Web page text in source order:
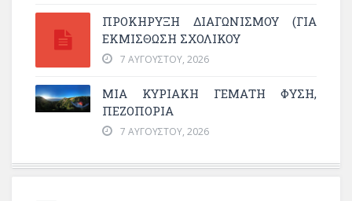
ΠΡΟΚΗΡΥΞΗ ΔΙΑΓΩΝΙΣΜΟΥ (ΓΙΑ
ΕΚΜΊΣΘΩΣΗ ΣΧΟΛΙΚΟΎ
7 ΑΥΓΟΎΣΤΟΥ, 2026
ΜΙΑ ΚΥΡΙΑΚΉ ΓΕΜΆΤΗ ΦΎΣΗ,
ΠΕΖΟΠΟΡΊΑ
7 ΑΥΓΟΎΣΤΟΥ, 2026